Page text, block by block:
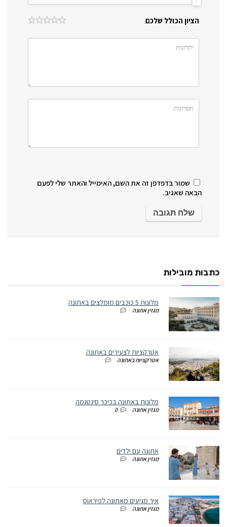
הציון הכולל שלכם
שמור בדפדפן זה את השם, האימייל והאתר שלי לפעם
הבאה שאגיב.
כתבות מובילות
מלונות 5 כוכבים מומלצים באתונה
מגזין אתונה
אטרקציות לצעירים באתונה
אטרקציות באתונה
מלונות באתונה בכיכר סינטגמה
מגזין אתונה 0
אתונה עם ילדים
מגזין אתונה
איך מגיעים מאתונה לפיראוס
מגזין אתונה